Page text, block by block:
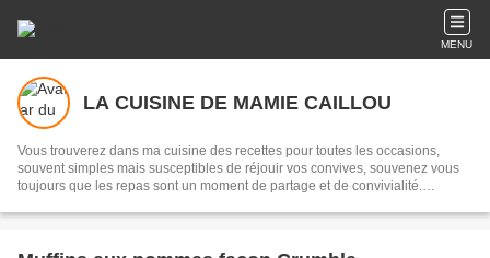
MENU
LA CUISINE DE MAMIE CAILLOU
Vous trouverez dans ma cuisine des recettes pour toutes les occasions,
souvent simples mais susceptibles de réjouir vos convives, souvenez vous
toujours que les repas sont un moment de partage et de convivialité.